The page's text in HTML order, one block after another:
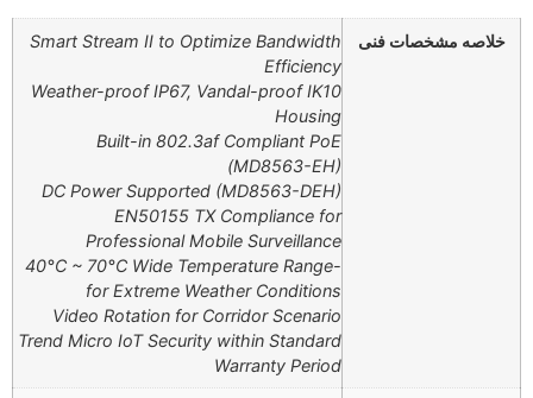
خلاصه مشخصات فنی
Smart Stream II to Optimize Bandwidth
Efficiency
Weather-proof IP67, Vandal-proof IK10
Housing
Built-in 802.3af Compliant PoE
(MD8563-EH)
DC Power Supported (MD8563-DEH)
EN50155 TX Compliance for
Professional Mobile Surveillance
-40°C ~ 70°C Wide Temperature Range
for Extreme Weather Conditions
Video Rotation for Corridor Scenario
Trend Micro IoT Security within Standard
Warranty Period